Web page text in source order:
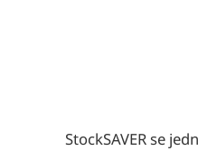
StockSAVER se